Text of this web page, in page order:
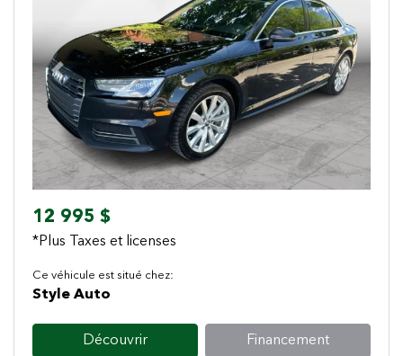
Previous Next
12 995 $
*Plus Taxes et licenses
Ce véhicule est situé chez:
Style Auto
Découvrir Financement